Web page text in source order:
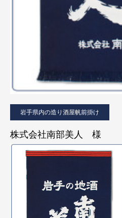
岩手県内の造り酒屋帆前掛け
株式会社南部美人 様